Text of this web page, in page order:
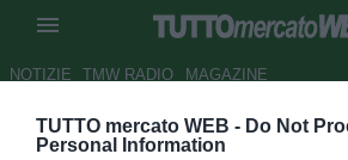
TUTTO mercato WEB - Do Not
Personal Information
NOTIZIE TMW RADIO MAGAZINE
Lacombe: "Fred